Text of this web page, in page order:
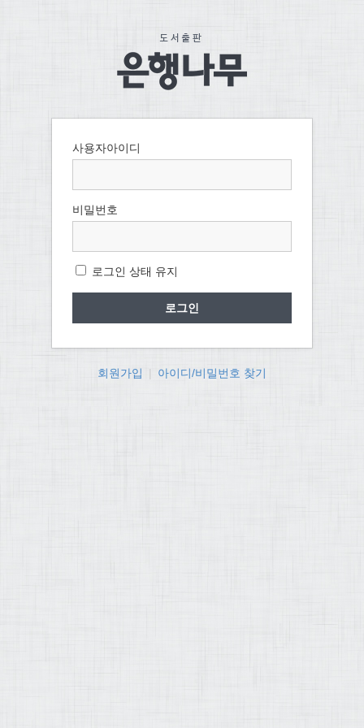
사용자아이디
비밀번호
로그인 상태 유지
회원가입 아이디/비밀번호 찾기